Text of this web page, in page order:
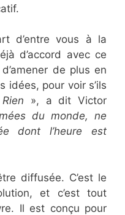
d’entre vous à la
d’accord avec ce
de plus en
idées, pour voir s’ils
Rien », a dit Victor
du monde, ne
dont l’heure est
diffusée. C’est le
et c’est tout
Il est conçu pour